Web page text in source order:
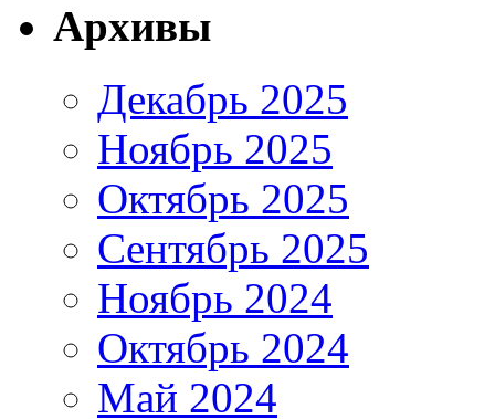
Архивы
Декабрь 2025
Ноябрь 2025
Октябрь 2025
Сентябрь 2025
Ноябрь 2024
Октябрь 2024
Май 2024